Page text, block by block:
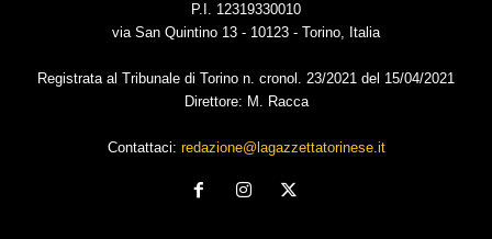
P.I. 12319330010
via San Quintino 13 - 10123 - Torino, Italia
Registrata al Tribunale di Torino n. cronol. 23/2021 del 15/04/2021
Direttore: M. Racca
Contattaci: redazione@lagazzettatorinese.it